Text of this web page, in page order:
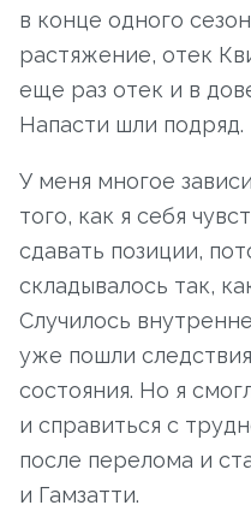
в конце одного
растяжение, отек
еще раз отек и в
Напасти шли подряд.
У меня многое
того, как я себя
сдавать позиции,
складывалось так,
Случилось
уже пошли
состояния. Но я
и справиться с
после перелома и
и Гамзатти.